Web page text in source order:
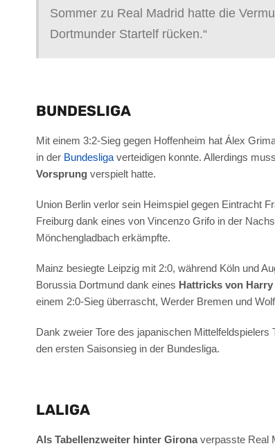
Sommer zu Real Madrid hatte die
Dortmunder Startelf rücken.“
BUNDESLIGA
Mit einem 3:2-Sieg gegen Hoffenheim hat Álex
in der Bundesliga verteidigen konnte. Allerdings
Vorsprung verspielt hatte.
Union Berlin verlor sein Heimspiel gegen Eintracht
Freiburg dank eines von Vincenzo Grifo in der
Mönchengladbach erkämpfte.
Mainz besiegte Leipzig mit 2:0, während Köln und
Borussia Dortmund dank eines Hattricks von Harry
einem 2:0-Sieg überrascht, Werder Bremen und
Dank zweier Tore des japanischen
den ersten Saisonsieg in der Bundesliga.
LALIGA
Als Tabellenzweiter hinter Gironaverpasste Real